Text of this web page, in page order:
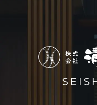
2023年8月